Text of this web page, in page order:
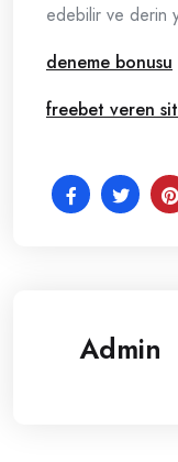
edebilir ve derin
deneme bonusu
freebet veren
Admin